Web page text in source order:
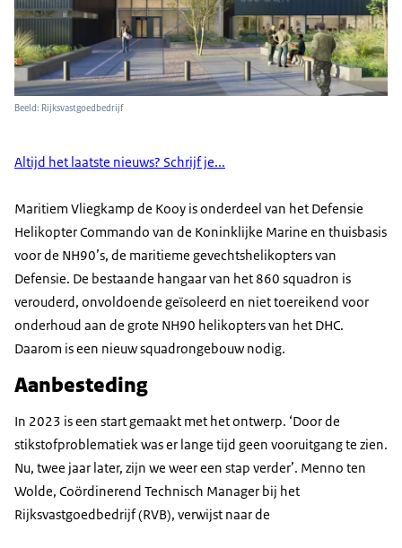
Beeld: Rijksvastgoedbedrijf
Altijd het laatste nieuws? Schrijf je...
Maritiem Vliegkamp de Kooy is onderdeel van het Defensie
Helikopter Commando van de Koninklijke Marine en thuisbasis
voor de NH90’s, de maritieme gevechtshelikopters van
Defensie. De bestaande hangaar van het 860 squadron is
verouderd, onvoldoende geïsoleerd en niet toereikend voor
onderhoud aan de grote NH90 helikopters van het DHC.
Daarom is een nieuw squadrongebouw nodig.
Aanbesteding
In 2023 is een start gemaakt met het ontwerp. ‘Door de
stikstofproblematiek was er lange tijd geen vooruitgang te zien.
Nu, twee jaar later, zijn we weer een stap verder’. Menno ten
Wolde, Coördinerend Technisch Manager bij het
Rijksvastgoedbedrijf (RVB), verwijst naar de